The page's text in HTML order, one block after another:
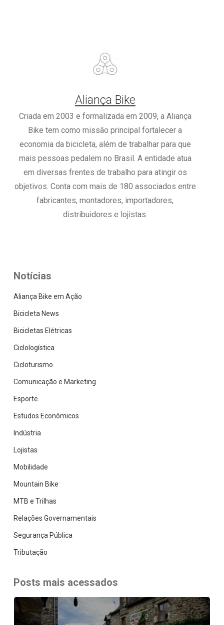
Aliança Bike
Criada em 2003 e formalizada em 2009, a Aliança
Bike tem como missão principal fortalecer a
economia da bicicleta, além de trabalhar para que
mais pessoas pedalem no Brasil. A entidade atua
em diversas frentes de trabalho para atingir os
objetivos. Conta com mais de 180 associados entre
fabricantes, montadores, importadores,
distribuidores e lojistas.
Notícias
Aliança Bike em Ação
Bicicleta News
Bicicletas Elétricas
Ciclologística
Cicloturismo
Comunicação e Marketing
Esporte
Estudos Econômicos
Indústria
Lojistas
Mobilidade
Mountain Bike
MTB e Trilhas
Relações Governamentais
Segurança Pública
Tributação
Posts mais acessados